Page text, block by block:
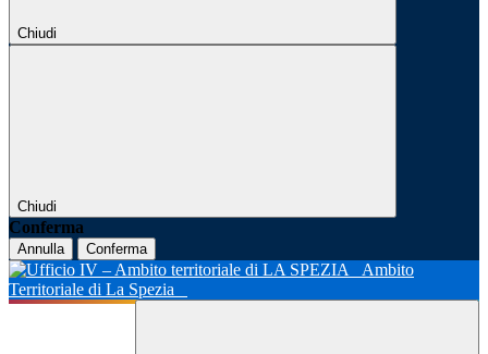
Chiudi
Chiudi
Conferma
Annulla Conferma
Ambito
Territoriale di La Spezia